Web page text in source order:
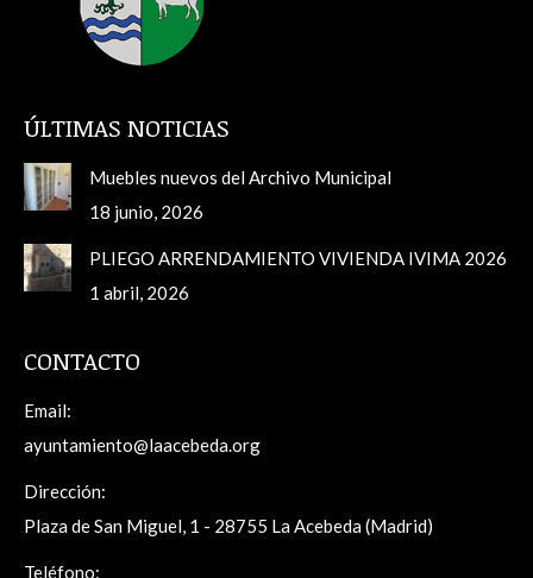
ÚLTIMAS NOTICIAS
Muebles nuevos del Archivo Municipal
18 junio, 2026
PLIEGO ARRENDAMIENTO VIVIENDA IVIMA 2026
1 abril, 2026
CONTACTO
Email:
ayuntamiento@laacebeda.org
Dirección:
Plaza de San Miguel, 1 - 28755 La Acebeda (Madrid)
Teléfono: